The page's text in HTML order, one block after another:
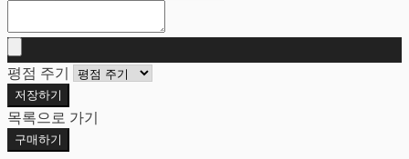
평점 주기
저장하기
목록으로 가기
구매하기